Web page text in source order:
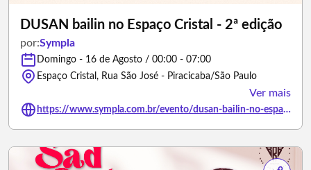
DUSAN bailin no Espaço Cristal - 2ª edição
por:Sympla
Domingo - 16 de Agosto / 00:00 - 07:00
Espaço Cristal, Rua São José - Piracicaba/São Paulo
Ver mais
https://www.sympla.com.br/evento/dusan-bailin-no-espaco-cristal-2a-edicao/3499531